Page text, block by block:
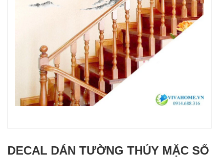
DECAL DÁN TƯỜNG THỦY MẶC SỐ